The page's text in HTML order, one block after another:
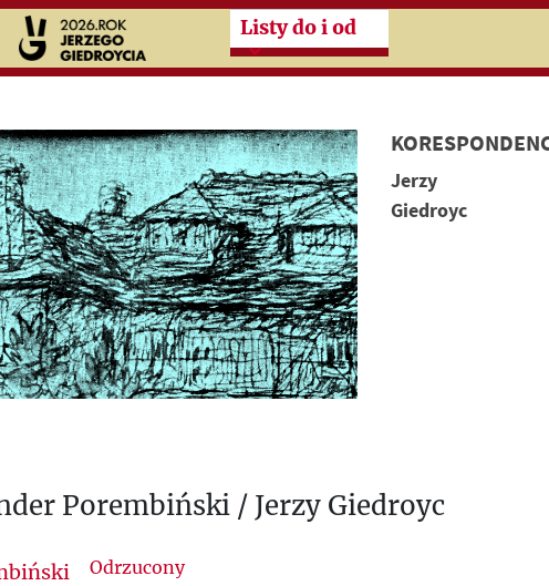
Przeskocz do treści zasadniczej
Listy do i od
Jerzy
Giedroyc
Porembiński / Jerzy Giedroyc
Odrzucony